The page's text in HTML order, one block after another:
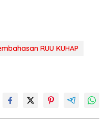
RUU KUHAP